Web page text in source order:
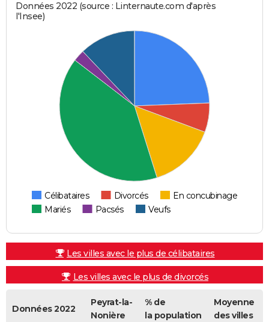
Données 2022 (source : Linternaute.com d'après
l'Insee)
Célibataires Divorcés
En concubinage
Mariés
Pacsés Veufs
Les villes avec le plus de célibataires
Les villes avec le plus de divorcés
Données 2022
Peyrat-la-
Nonière
% de
la population
Moyenne
des villes